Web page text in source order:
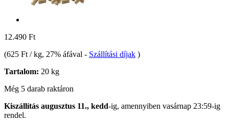
12.490 Ft
(625 Ft / kg, 27% áfával - Szállítási díjak )
Tartalom: 20 kg
Még 5 darab raktáron
Kiszállítás augusztus 11., kedd-ig, amennyiben vasárnap 23:59-ig
rendel.